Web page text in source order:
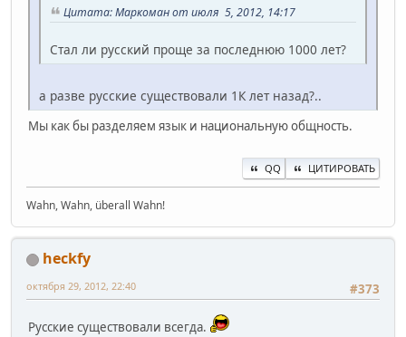
Цитата: Маркоман от июля 5, 2012, 14:17
Стал ли русский проще за последнюю 1000 лет?
а разве русские существовали 1К лет назад?..
Мы как бы разделяем язык и национальную общность.
QQ ЦИТИРОВАТЬ
Wahn, Wahn, überall Wahn!
heckfy
#373
октября 29, 2012, 22:40
Русские существовали всегда.